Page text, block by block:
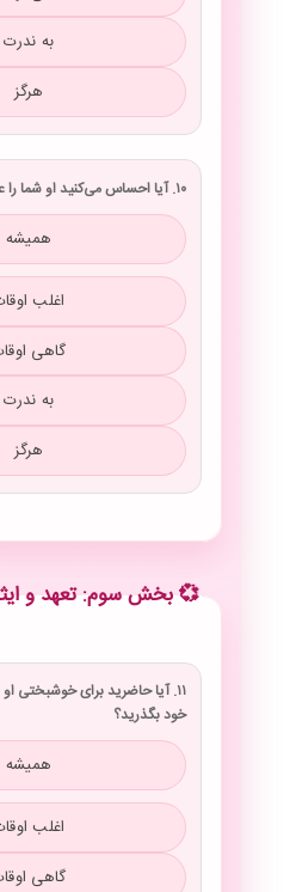
به ندرت
هرگز
۱۰. آیا احساس می‌کنید او شما را عمیقاً درک می‌کند؟
همیشه
اغلب
گاهی
به ندرت
هرگز
💞 بخش سوم: تعهد و
۱۱. آیا حاضرید برای
خود بگذرید؟
همیشه
اغلب
گاهی